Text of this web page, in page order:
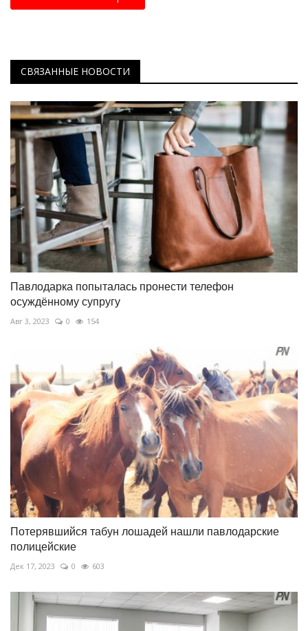
СВЯЗАННЫЕ НОВОСТИ
Павлодарка попыталась пронести телефон
осуждённому супругу
Авг 3, 2023 0 154
Потерявшийся табун лошадей нашли павлодарские
полицейские
Дек 17, 2023 0 603